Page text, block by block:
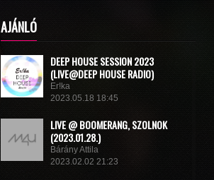
AJÁNLÓ
DEEP HOUSE SESSION 2023
(LIVE@DEEP HOUSE RADIO)
Er!ka
2023.05.18 18:45
LIVE @ BOOMERANG, SZOLNOK
(2023.01.28.)
Bárány Attila
2023.02.02 21:23